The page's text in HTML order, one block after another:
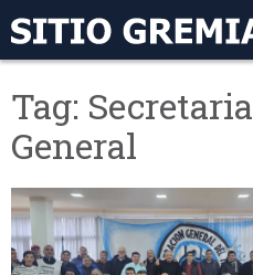
Tag: Secretaria
General